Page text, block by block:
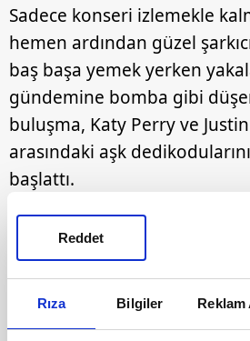
Rıza Bilgiler Reklam
Reddet
Sadece konseri izlemekle
hemen ardından güzel
baş başa yemek yerken
gündemine bomba gibi
buluşma, Katy Perry ve
arasındaki aşk
başlattı.